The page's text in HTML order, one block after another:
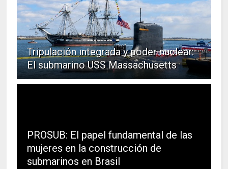
Tripulación integrada y poder nuclear:
El submarino USS Massachusetts
PROSUB: El papel fundamental de las
mujeres en la construcción de
submarinos en Brasil